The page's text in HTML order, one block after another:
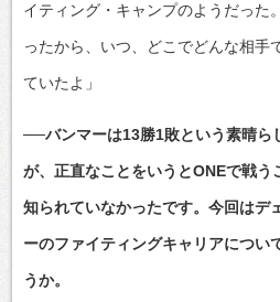
イティング・キャンプのようだった
ったから、いつ、どこでどんな相手
ていたよ」
──バンマーは13勝1敗という素晴ら
が、正直なことをいうとONEで戦う
知られていなかったです。今回はデ
ーのファイティングキャリアについ
うか。